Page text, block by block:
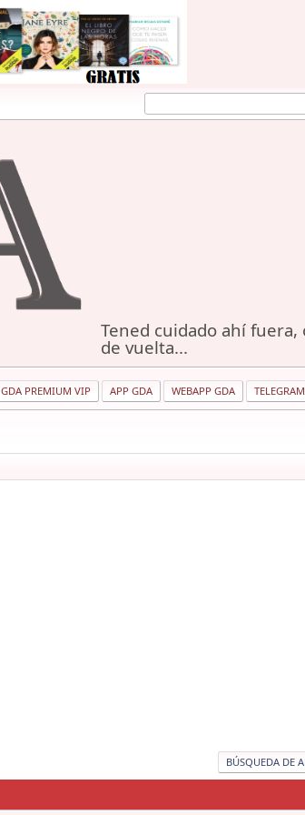
Tened cuidado ahí
de vuelta...
GDA PREMIUM VIP APP GDA WEBAPP GDA
BÚSQUEDA DE